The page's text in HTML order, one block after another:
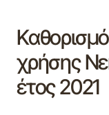
χρήσης
έτος 2021